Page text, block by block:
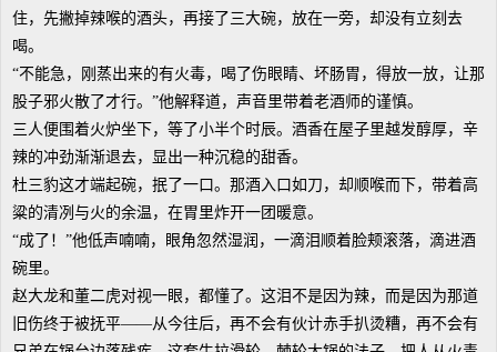
住，先撇掉辣喉的酒头，再接了三大碗，放在一旁，却没有立刻去
喝。
“不能急，刚蒸出来的有火毒，喝了伤眼睛、坏肠胃，得放一放，让那
股子邪火散了才行。”他解释道，声音里带着老酒师的谨慎。
三人便围着火炉坐下，等了小半个时辰。酒香在屋子里越发醇厚，辛
辣的冲劲渐渐退去，显出一种沉稳的甜香。
杜三豹这才端起碗，抿了一口。那酒入口如刀，却顺喉而下，带着高
粱的清冽与火的余温，在胃里炸开一团暖意。
“成了！”他低声喃喃，眼角忽然湿润，一滴泪顺着脸颊滚落，滴进酒
碗里。
赵大龙和董二虎对视一眼，都懂了。这泪不是因为辣，而是因为那道
旧伤终于被抚平——从今往后，再不会有伙计赤手扒烫糟，再不会有